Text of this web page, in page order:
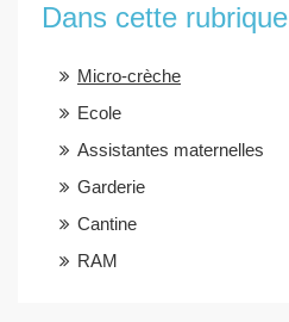
Dans cette rubrique
Micro-crèche
Ecole
Assistantes maternelles
Garderie
Cantine
RAM